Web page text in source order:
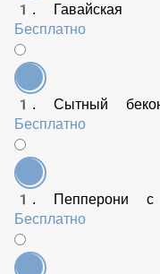
1. Сырный Цыпленок
Бесплатно
1. Гавайская
Бесплатно